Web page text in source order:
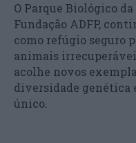
O Parque Biológico
Fundação ADFP,
como refúgio seguro
animais
acolhe novos
diversidade genética
único.